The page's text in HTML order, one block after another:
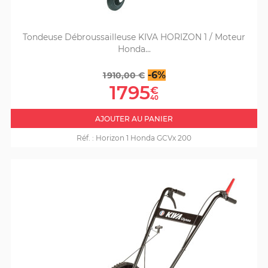
Tondeuse Débroussailleuse KIVA HORIZON 1 / Moteur
Honda...
Prix
de
base
1 910,00 € -6%Prix
1795€
40
AJOUTER AU PANIER
Réf. : Horizon 1 Honda GCVx 200